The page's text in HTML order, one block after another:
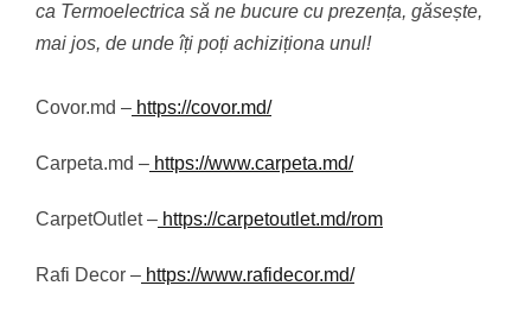
ca Termoelectrica să ne bucure cu prezența, găsește,
mai jos, de unde îți poți achiziționa unul!
Covor.md – https://covor.md/
Carpeta.md – https://www.carpeta.md/
CarpetOutlet – https://carpetoutlet.md/rom
Rafi Decor – https://www.rafidecor.md/